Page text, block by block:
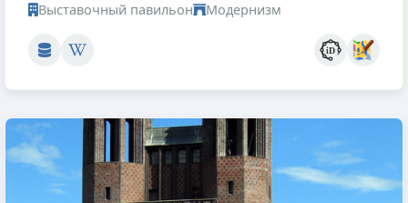
Выставочный павильон
Модернизм